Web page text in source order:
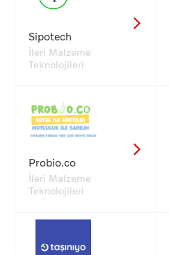
Sipotech
İleri Malzeme
Teknolojileri
Probio.co
İleri Malzeme
Teknolojileri